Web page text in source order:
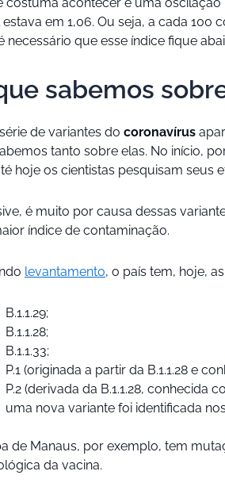
estava em 1,06. Ou seja, a cada
necessário que esse índice fique
sabemos
de variantes do coronavírus
tanto sobre elas. No início,
hoje os cientistas pesquisam seus
é muito por causa dessas
índice de contaminação.
levantamento, o país tem, hoje,
B.1.1.29;
B.1.1.28;
B.1.1.33;
P.1 (originada a partir da B.1.1.28 e
P.2 (derivada da B.1.1.28, conhecida
uma nova variante foi identificada
de Manaus, por exemplo, tem
da vacina.